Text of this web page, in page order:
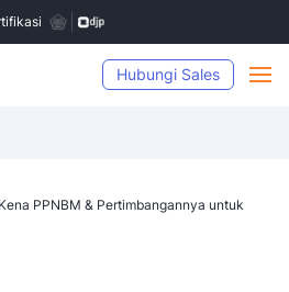
Hubungi Sales
PPNBM & Pertimbangannya untuk